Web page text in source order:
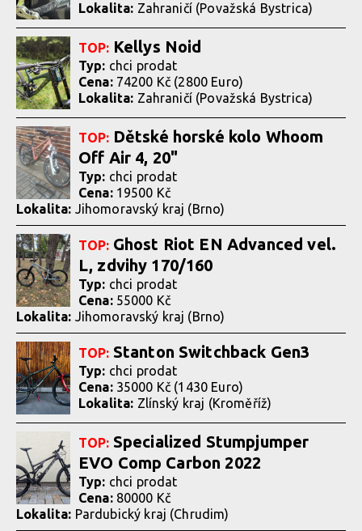
Lokalita: Zahraničí (Považská Bystrica)
TOP: Kellys Noid
Typ: chci prodat
Cena: 74200 Kč (2800 Euro)
Lokalita: Zahraničí (Považská Bystrica)
TOP: Dětské horské kolo Whoom
Off Air 4, 20"
Typ: chci prodat
Cena: 19500 Kč
Lokalita: Jihomoravský kraj (Brno)
TOP: Ghost Riot EN Advanced vel.
L, zdvihy 170/160
Typ: chci prodat
Cena: 55000 Kč
Lokalita: Jihomoravský kraj (Brno)
TOP: Stanton Switchback Gen3
Typ: chci prodat
Cena: 35000 Kč (1430 Euro)
Lokalita: Zlínský kraj (Kroměříž)
TOP: Specialized Stumpjumper
EVO Comp Carbon 2022
Typ: chci prodat
Cena: 80000 Kč
Lokalita: Pardubický kraj (Chrudim)